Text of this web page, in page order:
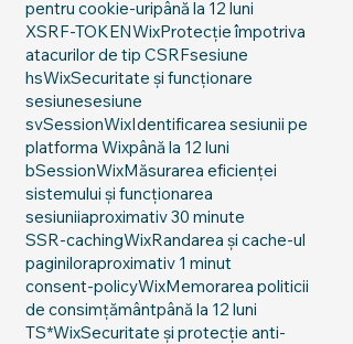
pentru cookie-uripână la 12 luni
XSRF-TOKENWixProtecție împotriva
atacurilor de tip CSRFsesiune
hsWixSecuritate și funcționare
sesiunesesiune
svSessionWixIdentificarea sesiunii pe
platforma Wixpână la 12 luni
bSessionWixMăsurarea eficienței
sistemului și funcționarea
sesiuniiaproximativ 30 minute
SSR-cachingWixRandarea și cache-ul
paginiloraproximativ 1 minut
consent-policyWixMemorarea politicii
de consimțământpână la 12 luni
TS*WixSecuritate și protecție anti-